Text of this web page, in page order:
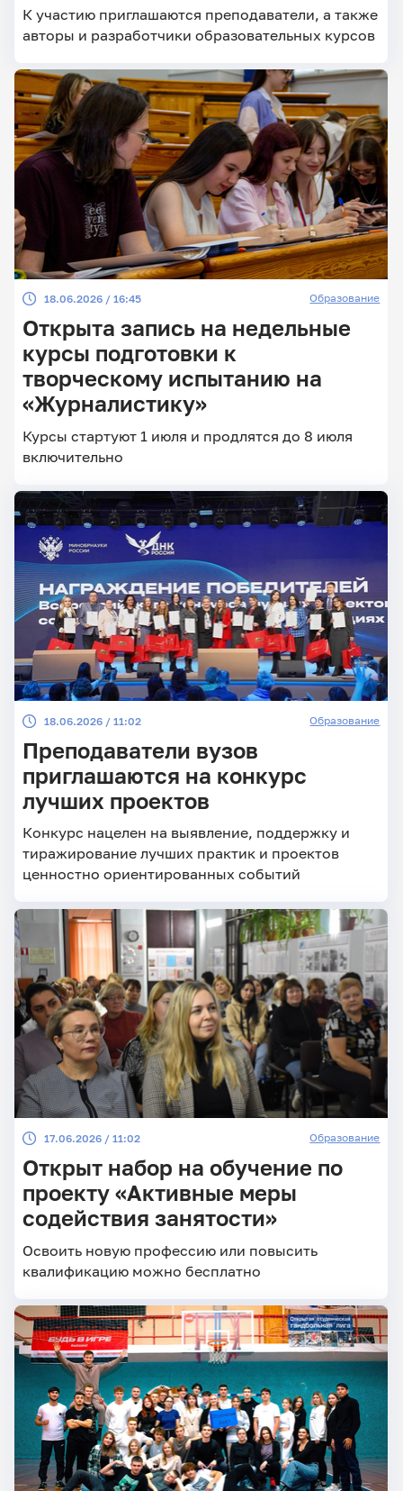
К участию приглашаются преподаватели, а также
авторы и разработчики образовательных курсов
18.06.2026 / 16:45 Образование
Открыта запись на недельные
курсы подготовки к
творческому испытанию на
«Журналистику»
Курсы стартуют 1 июля и продлятся до 8 июля
включительно
18.06.2026 / 11:02 Образование
Преподаватели вузов
приглашаются на конкурс
лучших проектов
Конкурс нацелен на выявление, поддержку и
тиражирование лучших практик и проектов
ценностно ориентированных событий
17.06.2026 / 11:02 Образование
Открыт набор на обучение по
проекту «Активные меры
содействия занятости»
Освоить новую профессию или повысить
квалификацию можно бесплатно